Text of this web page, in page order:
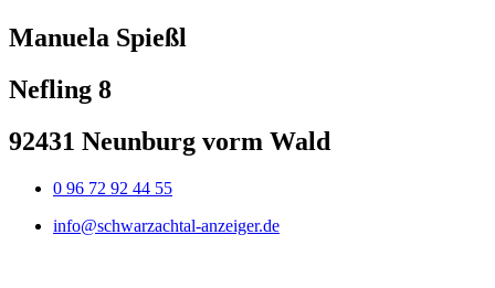
Manuela Spießl
Nefling 8
92431 Neunburg vorm Wald
0 96 72 92 44 55
info@schwarzachtal-anzeiger.de